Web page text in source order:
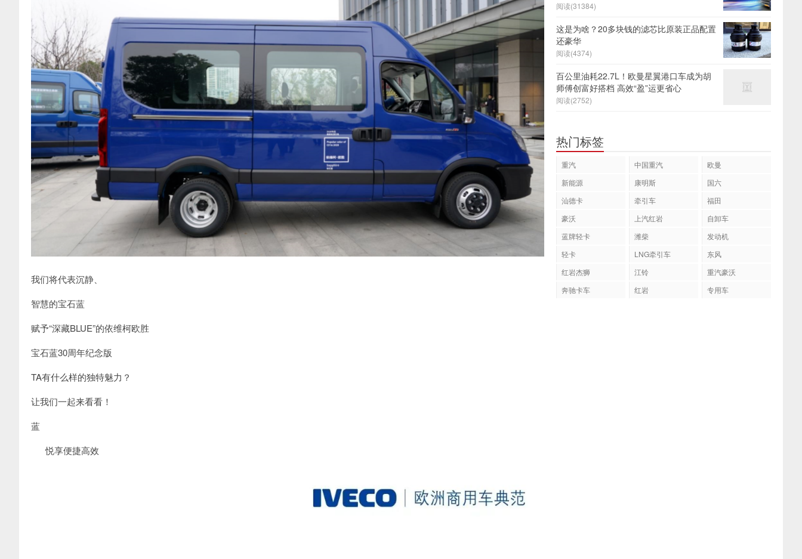
我们将代表沉静、
智慧的宝石蓝
赋予“深藏BLUE”的依维柯欧胜
宝石蓝30周年纪念版
TA有什么样的独特魅力？
让我们一起来看看！
蓝
悦享便捷高效
阅读(31384)
这是为啥？20多块钱的滤芯比原装正品配置
还豪华
阅读(4374)
百公里油耗22.7L！欧曼星翼港口车成为胡
师傅创富好搭档 高效“盈”运更省心
阅读(2752)
热门标签
重汽 中国重汽
欧曼
新能源
康明斯
国六
汕德卡
牵引车
福田
豪沃
上汽红岩
自卸车
蓝牌轻卡
潍柴
发动机
轻卡
LNG牵引车
东风
红岩杰狮
江铃
重汽豪沃
奔驰卡车
红岩 专用车